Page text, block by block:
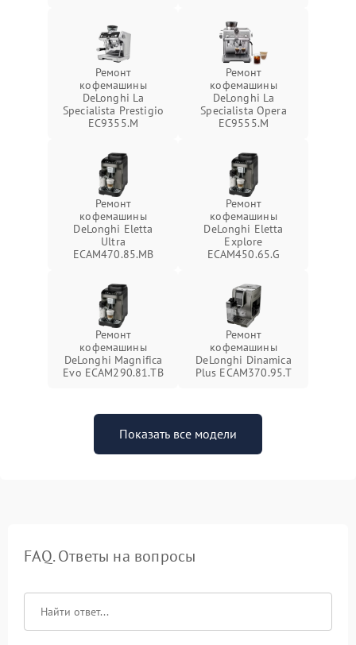
Ремонт
кофемашины
DeLonghi La
Specialista Prestigio
EC9355.M
Ремонт
кофемашины
DeLonghi La
Specialista Opera
EC9555.M
Ремонт
кофемашины
DeLonghi Eletta
Ultra
ECAM470.85.MB
Ремонт
кофемашины
DeLonghi Eletta
Explore
ECAM450.65.G
Ремонт
кофемашины
DeLonghi Magnifica
Evo ECAM290.81.TB
Ремонт
кофемашины
DeLonghi Dinamica
Plus ECAM370.95.T
Показать все модели
FAQ. Ответы на вопросы